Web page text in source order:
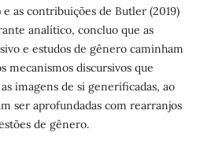
as contribuições de Butler (2019)
analítico, concluo que as
e estudos de gênero caminham
mecanismos discursivos que
imagens de si generificadas, ao
ser aprofundadas com rearranjos
de gênero.